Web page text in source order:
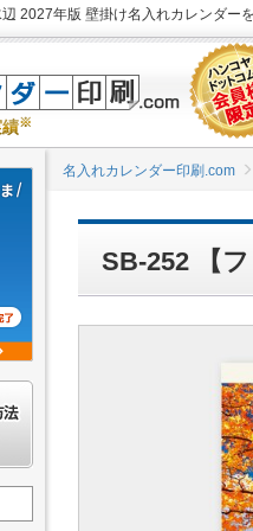
2027年版 壁掛け名入れカレンダー
※
名入れカレンダー印刷.com
SB-252 【